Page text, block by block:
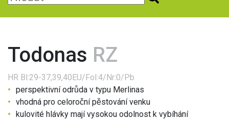
Todonas RZ
HR Bl:29-37,39,40EU/Fol:4/Nr:0/Pb
perspektivní odrůda v typu Merlinas
vhodná pro celoroční pěstování venku
kulovité hlávky mají vysokou odolnost k vybíhání